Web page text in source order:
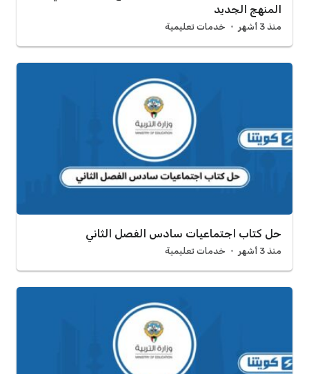
المنهج الجديد
منذ 3 أشهر خدمات تعليمية
حل كتاب اجتماعيات سادس الفصل الثاني
منذ 3 أشهر خدمات تعليمية